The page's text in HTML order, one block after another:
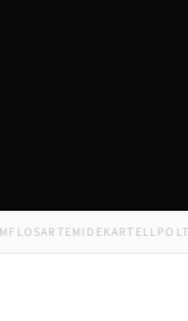
ARTEMIDEKARTELL